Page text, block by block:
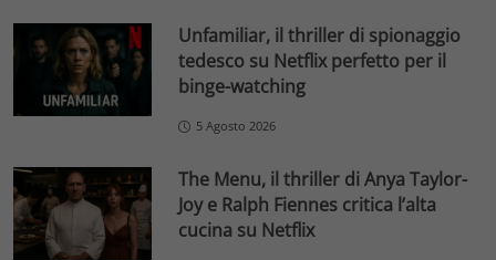
Unfamiliar, il thriller di spionaggio
tedesco su Netflix perfetto per il
binge-watching
5 Agosto 2026
The Menu, il thriller di Anya Taylor-
Joy e Ralph Fiennes critica l’alta
cucina su Netflix